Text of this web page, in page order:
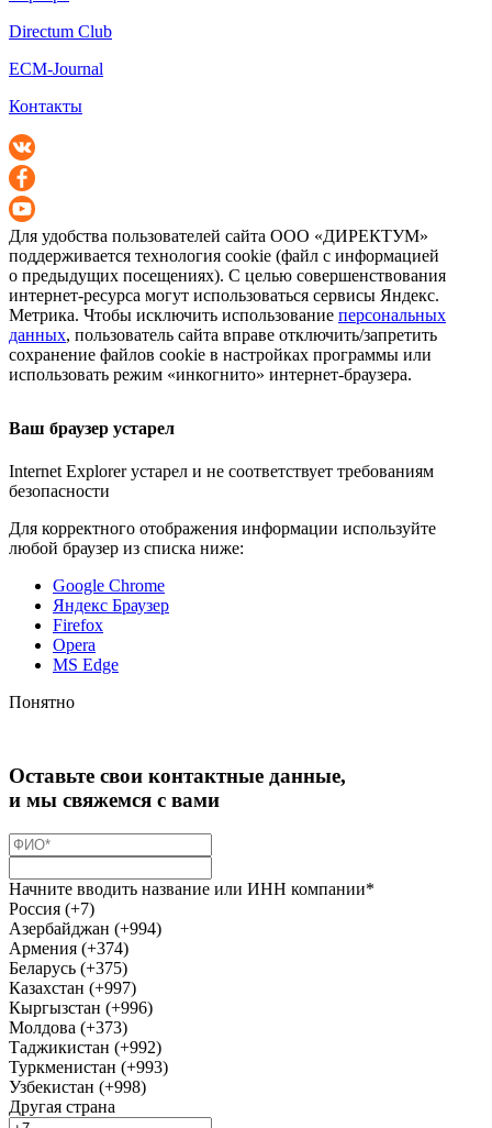
Directum Club
ECM-Journal
Контакты
Для удобства пользователей сайта ООО «ДИРЕКТУМ»
поддерживается технология cookie (файл с информацией
о предыдущих посещениях). С целью совершенствования
интернет-ресурса могут использоваться сервисы Яндекс.
Метрика. Чтобы исключить использование персональных
данных, пользователь сайта вправе отключить/запретить
сохранение файлов cookie в настройках программы или
использовать режим «инкогнито» интернет-браузера.
Ваш браузер устарел
Internet Explorer устарел и не соответствует требованиям
безопасности
Для корректного отображения информации используйте
любой браузер из списка ниже:
Google Chrome
Яндекс Браузер
Firefox
Opera
MS Edge
Понятно
Оставьте свои контактные данные,
и мы свяжемся с вами
Начните вводить название или ИНН компании*
Россия (+7)
Азербайджан (+994)
Армения (+374)
Беларусь (+375)
Казахстан (+997)
Кыргызстан (+996)
Молдова (+373)
Таджикистан (+992)
Туркменистан (+993)
Узбекистан (+998)
Другая страна